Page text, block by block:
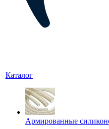
Каталог
Армированные